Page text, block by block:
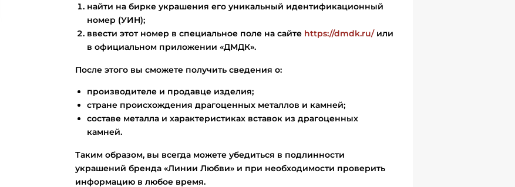
найти на бирке украшения его уникальный идентификационный
номер (УИН);
ввести этот номер в специальное поле на сайте https://dmdk.ru/или
в официальном приложении «ДМДК».
После этого вы сможете получить сведения о:
производителе и продавце изделия;
стране происхождения драгоценных металлов и камней;
составе металла и характеристиках вставок из драгоценных
камней.
Таким образом, вы всегда можете убедиться в подлинности
украшений бренда «Линии Любви» и при необходимости проверить
информацию в любое время.